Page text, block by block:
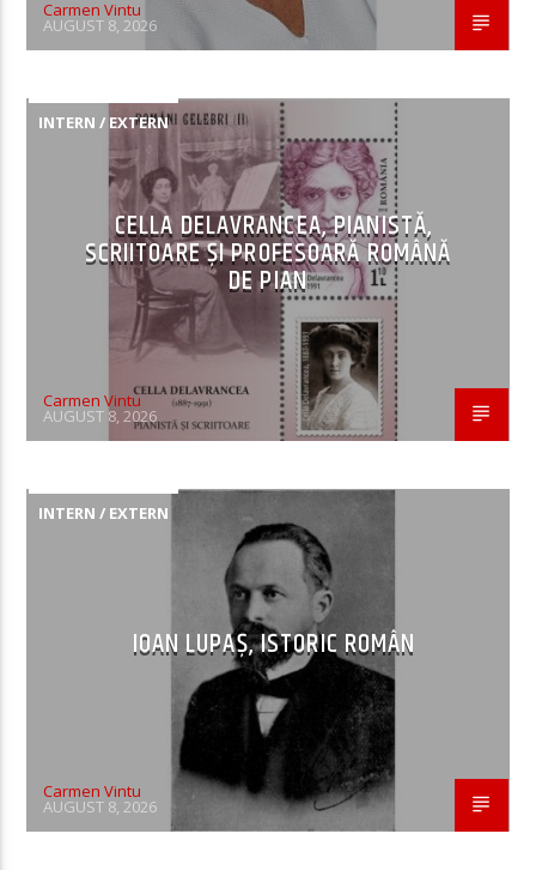
Carmen Vintu
AUGUST 8, 2026
INTERN / EXTERN
CELLA DELAVRANCEA, PIANISTĂ,
SCRIITOARE ȘI PROFESOARĂ ROMÂNĂ
DE PIAN
Carmen Vintu
AUGUST 8, 2026
INTERN / EXTERN
IOAN LUPAȘ, ISTORIC ROMÂN
Carmen Vintu
AUGUST 8, 2026